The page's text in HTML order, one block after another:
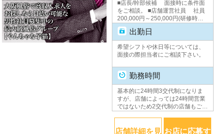
■店長/幹部候補 面接時に条件面
をご相談。 ■店舗運営社員 社員
200,000円～250,000円(研修時：
時給1,000円) 主任 300,000円以
上 副店長 350,000円以上 店
長 500,000円＋歩合(平均月収100
～200万円) ■店舗運営アルバイト
時給1,000円 ■WEBスタッフ
1,000円) ★昇進・昇給随時あり★
出勤日
希望シフトや休日等については、
面接の際担当者にご相談下さい。
勤務時間
基本的に24時間3交代制になりま
すが、店舗によっては24時間営業
ではないため2交代制の店舗もござ
い。
店舗詳細を見 お店に応募す